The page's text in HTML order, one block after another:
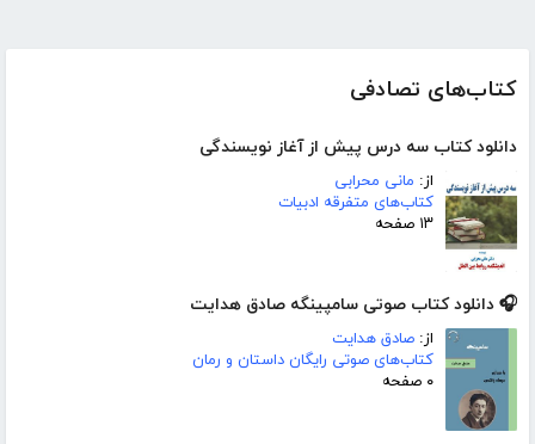
کتاب‌های تصادفی
دانلود کتاب سه درس پیش از آغاز نویسندگی
از: مانی محرابی
کتاب‌های متفرقه ادبیات
۱۳ صفحه
🎧 دانلود کتاب صوتی سامپینگه صادق هدایت
از: صادق هدایت
کتاب‌های صوتی رایگان داستان و رمان
۰ صفحه